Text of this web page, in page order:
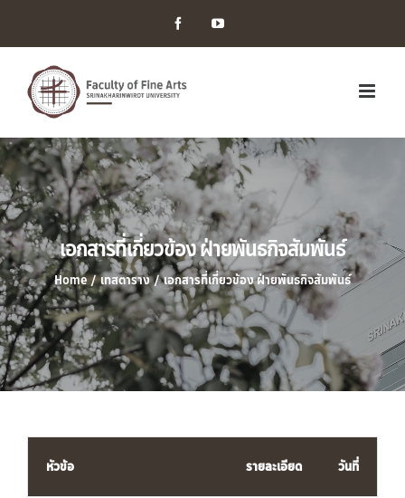
FacebookYouTube
เอกสารที่เกี่ยวข้อง ฝ่ายพันธกิจสัมพันธ์
Home / เทสตาราง / เอกสารที่เกี่ยวข้อง ฝ่ายพันธกิจสัมพันธ์
หัวข้อ รายละเอียด วันที่